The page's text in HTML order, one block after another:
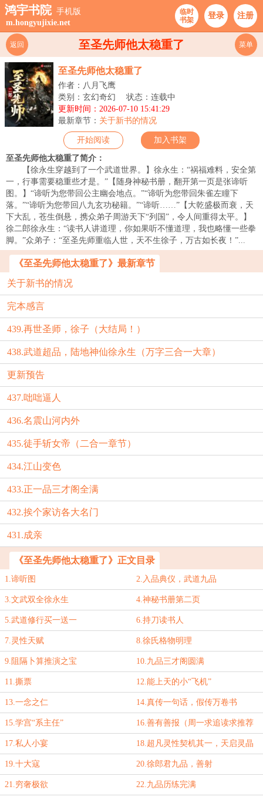
鸿宇书院 手机版
m.hongyujixie.net
临时
书架
登录 注册
至圣先师他太稳重了
返回 菜单
至圣先师他太稳重了
作者：八月飞鹰
类别：玄幻奇幻
状态：连载中
更新时间：2026-07-10 15:41:29
最新章节： 关于新书的情况
开始阅读 加入书架
至圣先师他太稳重了简介：
【徐永生穿越到了一个武道世界。】徐永生：“祸福难料，安全第
一，行事需要稳重些才是。”【随身神秘书册，翻开第一页是张谛听
图。】“谛听为您带回公主幽会地点。”“谛听为您带回朱雀左瞳下
落。”“谛听为您带回八九玄功秘籍。”“谛听……”【大乾盛极而衰，天
下大乱，苍生倒悬，携众弟子周游天下“列国”，令人间重得太平。】
徐二郎徐永生：“读书人讲道理，你如果听不懂道理，我也略懂一些拳
脚。”众弟子：“至圣先师重临人世，天不生徐子，万古如长夜！”...
《至圣先师他太稳重了》最新章节
关于新书的情况
完本感言
439.再世圣师，徐子（大结局！）
438.武道超品，陆地神仙徐永生（万字三合一大章）
更新预告
437.咄咄逼人
436.名震山河内外
435.徒手斩女帝（二合一章节）
434.江山变色
433.正一品三才阁全满
432.挨个家访各大名门
431.成亲
《至圣先师他太稳重了》正文目录
1.谛听图 2.入品典仪，武道九品
3.文武双全徐永生 4.神秘书册第二页
5.武道修行买一送一 6.持刀读书人
7.灵性天赋 8.徐氏格物明理
9.阻隔卜算推演之宝 10.九品三才阁圆满
11.撕票 12.能上天的小“飞机”
13.一念之仁 14.真传一句话，假传万卷书
15.学宫“系主任” 16.善有善报（周一求追读求推荐
票）
17.私人小宴 18.超凡灵性契机其一，天启灵晶
19.十大寇 20.徐郎君九品，善射
21.穷奢极欲 22.九品历练完满